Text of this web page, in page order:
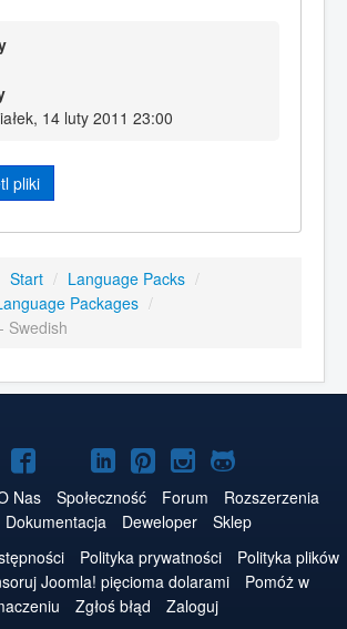
14 luty 2011 23:00
pliki
Start / Language Packs /
Packages /
Swedish
Joomla!
na
Facebooku
Joomla!
na
YouTube
Joomla!
na
LinkedIn
Joomla!
w
serwisie
Pinterest
Joomla!
na
Instagramie
Joomla!
na
GitHubie
Nas Społeczność Forum
Rozszerzenia
Dokumentacja Deweloper
Sklep
Polityka prywatności
Polityka plików
Joomla! pięcioma dolarami
Pomóż w
Zgłoś błąd Zaloguj